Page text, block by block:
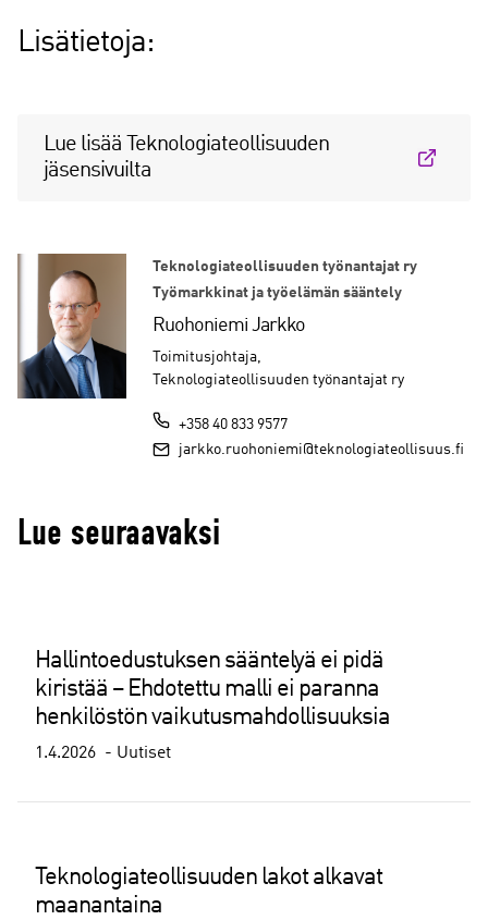
Lisätietoja:
Lue lisää Teknologiateollisuuden
jäsensivuilta
Teknologiateollisuuden työnantajat ry
Työmarkkinat ja työelämän sääntely
Ruohoniemi Jarkko
Toimitusjohtaja,
Teknologiateollisuuden työnantajat ry
+358 40 833 9577
jarkko.ruohoniemi@teknologiateollisuus.fi
Lue seuraavaksi
Hallintoedustuksen sääntelyä ei pidä
kiristää – Ehdotettu malli ei paranna
henkilöstön vaikutusmahdollisuuksia
1.4.2026 Uutiset
Teknologiateollisuuden lakot alkavat
maanantaina